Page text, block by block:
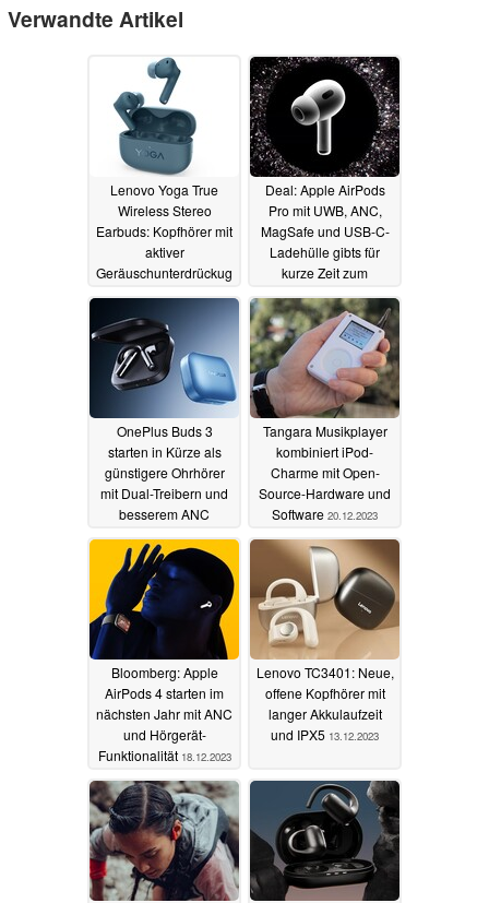
Verwandte Artikel
Lenovo Yoga True
Wireless Stereo
Earbuds: Kopfhörer mit
aktiver
Geräuschunterdrückug
und IPX409.01.2024
Deal: Apple AirPods
Pro mit UWB, ANC,
MagSafe und USB-C-
Ladehülle gibts für
kurze Zeit zum
Bestpreis02.01.2024
OnePlus Buds 3
starten in Kürze als
günstigere Ohrhörer
mit Dual-Treibern und
besserem ANC
01.01.2024
Tangara Musikplayer
kombiniert iPod-
Charme mit Open-
Source-Hardware und
Software 20.12.2023
Bloomberg: Apple
AirPods 4 starten im
nächsten Jahr mit ANC
und Hörgerät-
Funktionalität 18.12.2023
Lenovo TC3401: Neue,
offene Kopfhörer mit
langer Akkulaufzeit
und IPX5 13.12.2023